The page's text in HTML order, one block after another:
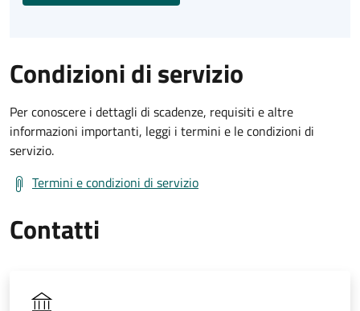
Condizioni di servizio
Per conoscere i dettagli di scadenze, requisiti e altre
informazioni importanti, leggi i termini e le condizioni di
servizio.
Termini e condizioni di servizio
Contatti